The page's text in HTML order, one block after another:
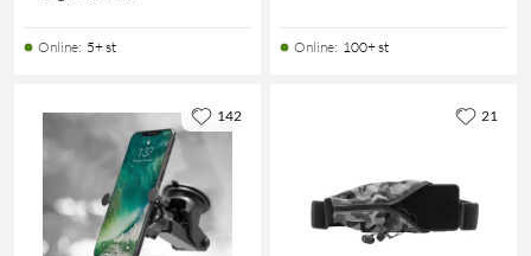
Online: 5+ st Online: 100+ st
142 21